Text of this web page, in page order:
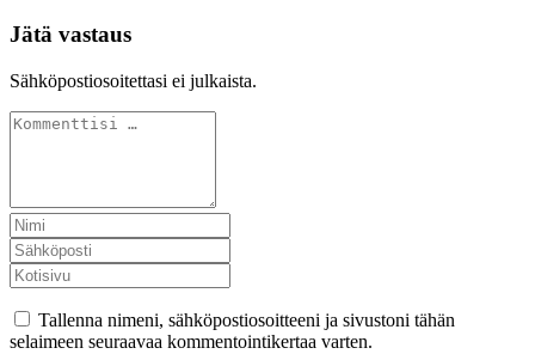
Jätä vastaus
Sähköpostiosoitettasi ei julkaista.
Tallenna nimeni, sähköpostiosoitteeni ja sivustoni tähän
selaimeen seuraavaa kommentointikertaa varten.